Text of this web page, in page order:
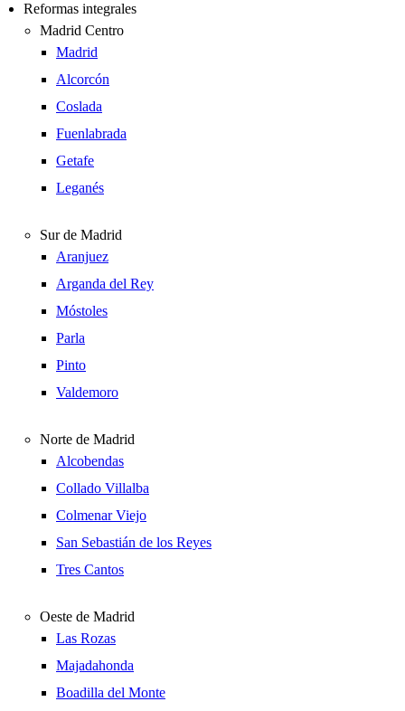
Reformas integrales
Madrid Centro
Madrid
Alcorcón
Coslada
Fuenlabrada
Getafe
Leganés
Sur de Madrid
Aranjuez
Arganda del Rey
Móstoles
Parla
Pinto
Valdemoro
Norte de Madrid
Alcobendas
Collado Villalba
Colmenar Viejo
San Sebastián de los Reyes
Tres Cantos
Oeste de Madrid
Las Rozas
Majadahonda
Boadilla del Monte